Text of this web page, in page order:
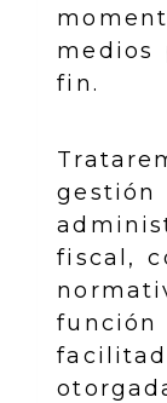
medios
fin.
gestión
fiscal,
función